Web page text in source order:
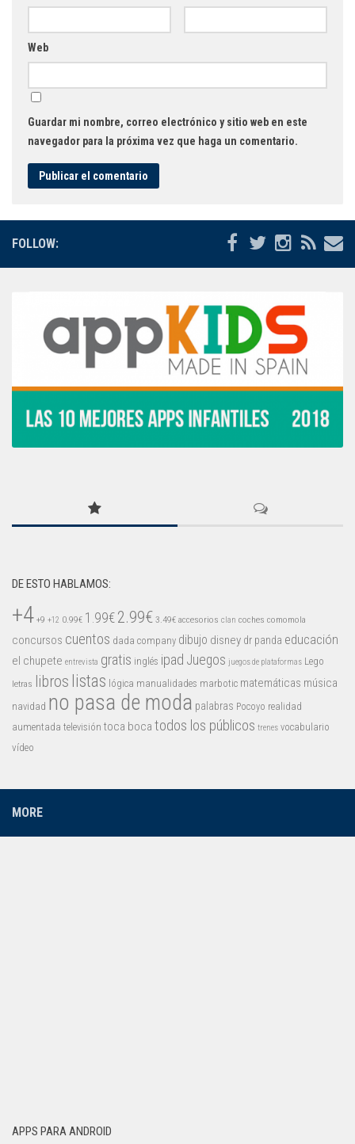
Web
Guardar mi nombre, correo electrónico y sitio web en este
navegador para la próxima vez que haga un comentario.
FOLLOW:
DE ESTO HABLAMOS:
+4 +9 +12 0.99€ 1.99€ 2.99€ 3.49€ accesorios clan coches comomola
concursos cuentos dada company dibujo disney dr panda educación
el chupete entrevista gratis inglés ipad Juegos juegos de plataformas Lego
letras libros listas lógica manualidades marbotic matemáticas música
navidad no pasa de moda palabras Pocoyo realidad
aumentada televisión toca boca todos los públicos trenes vocabulario
vídeo
MORE
APPS PARA ANDROID